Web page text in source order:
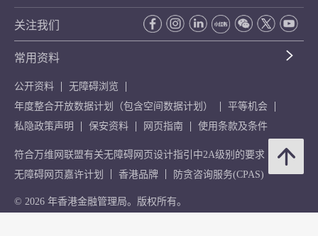
关注我们
常用资料
公开资料
无障碍浏览
年度整合开放数据计划（包含空间数据计划）
平等机会
私隐政策声明
保安资料 网页指南 使用条款及条件
符合万维网联盟有关无障碍网页设计指引中2A级别的要求
无障碍网页嘉许计划
香港品牌 防贪咨询服务(CPAS)
© 2026 年香港金融管理局。版权所有。